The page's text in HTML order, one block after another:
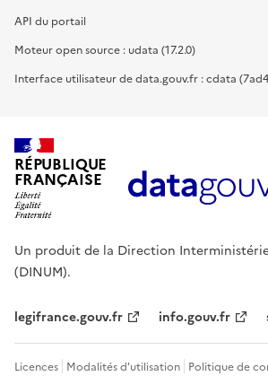
API du portail
Moteur open source : udata (17.2.0)
Interface utilisateur de data.gouv.fr : cdata
RÉPUBLIQUE
FRANÇAISE
Un produit de la Direction
(DINUM).
legifrance.gouv.fr info.gouv.fr
Licences Modalités d'utilisation Politique de